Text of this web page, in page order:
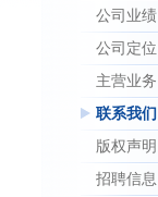
公司业绩
公司定位
主营业务
联系我们
版权声明
招聘信息